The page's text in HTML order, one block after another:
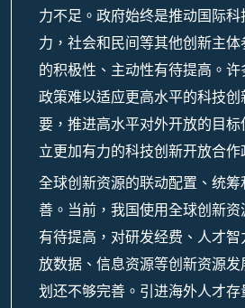
力不足。政府始终是推动国际
力，社会和民间等其他创新主
的积极性、主动性有待提高。
政策难以适应更高水平的科技
要，推进高水平对外开放的目
立更加有力的科技创新开放合作
全球创新资源的联动配置、统
善。当前，我国使用全球创新
有待提高，对研发经费、人才
放数据、信息资源等创新资源
划还不够完善。引进海外人才